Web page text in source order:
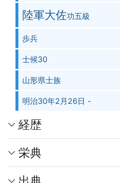
陸軍大佐功五級
歩兵
士候30
山形県士族
明治30年2月26日 -
経歴
栄典